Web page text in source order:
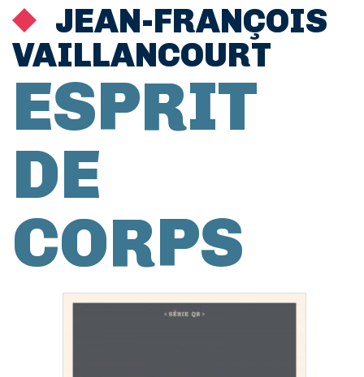
JEAN-FRANÇOIS
VAILLANCOURT
ESPRIT
DE
CORPS